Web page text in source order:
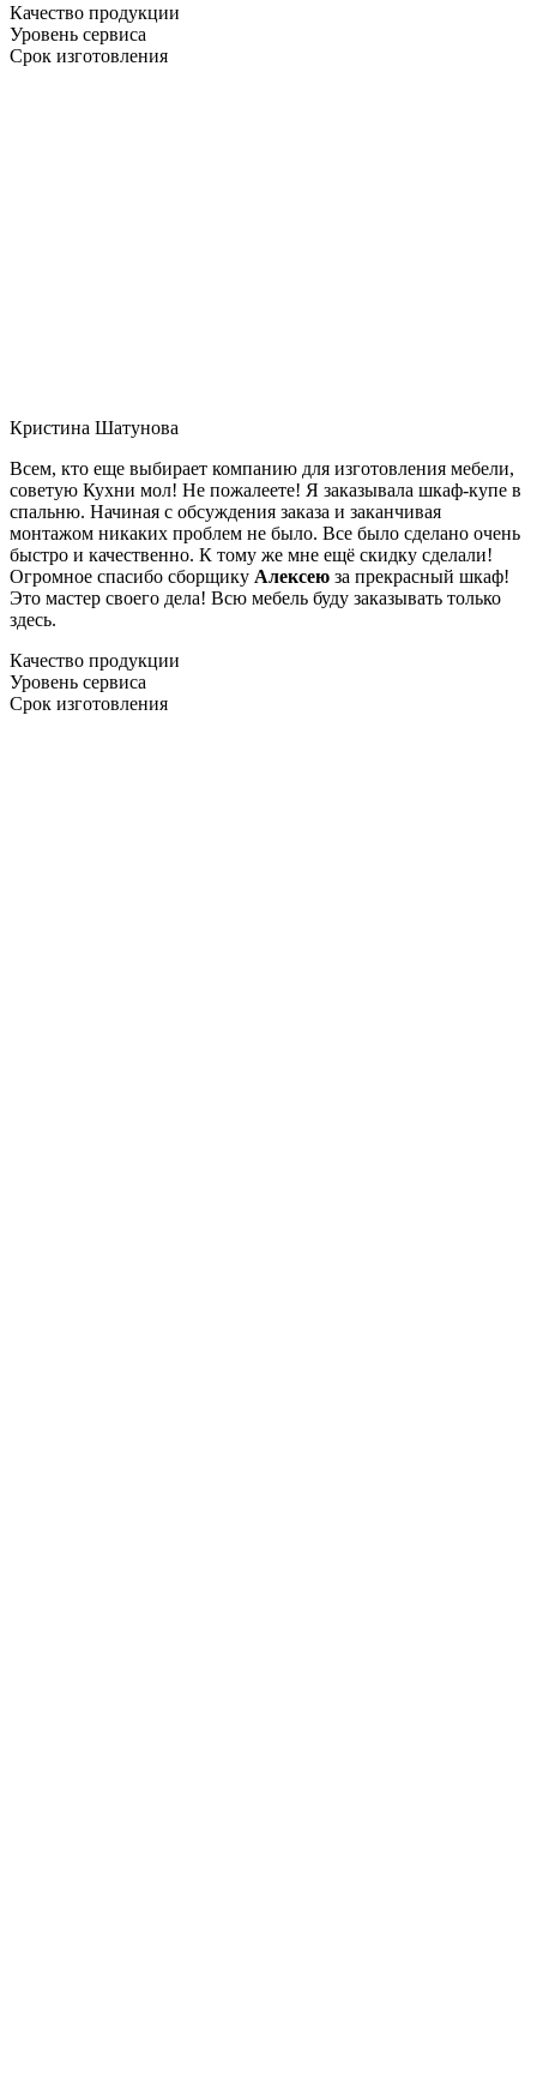
Качество продукции
Уровень сервиса
Срок изготовления
Кристина Шатунова
Всем, кто еще выбирает компанию для изготовления мебели,
советую Кухни мол! Не пожалеете! Я заказывала шкаф-купе в
спальню. Начиная с обсуждения заказа и заканчивая
монтажом никаких проблем не было. Все было сделано очень
быстро и качественно. К тому же мне ещё скидку сделали!
Огромное спасибо сборщику Алексею за прекрасный шкаф!
Это мастер своего дела! Всю мебель буду заказывать только
здесь.
Качество продукции
Уровень сервиса
Срок изготовления